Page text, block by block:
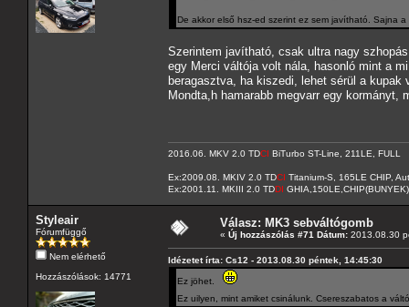
De akkor első hsz-ed szerint ez sem javítható. Sajna
Szerintem javítható, csak ultra nagy
egy Merci váltója volt nála, hasonló mint a
beragasztva, ha kiszedi, lehet sérül a kupak
Mondta,h hamarabb megvarr egy
2016.06. MKV 2.0 TDCI BiTurbo ST-Line, 211LE, FULL
Ex:2009.08. MKIV 2.0 TDCI Titanium-S, 165LE CHIP,
Ex:2001.11. MKIII 2.0 TDDI
Styleair
Fórumfüggő
Nem elérhető
Hozzászólások: 14771
Válasz: MK3 sebváltógomb
« Új hozzászólás #71 Dátum: 2013.08.30
Idézetet írta: Cs12 - 2013.08.30 péntek, 14:45:30
Ez jöhet.
Ez uilyen, mint amiket csinálunk. Csereszabatos a